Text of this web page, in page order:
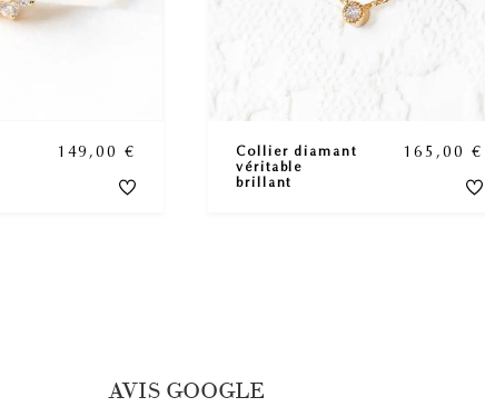
149,00€
Collier diamant
véritable
brillant
165,00 €
AVIS GOOGLE